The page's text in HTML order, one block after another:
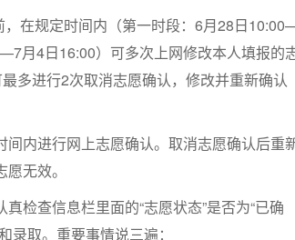
在规定时间内（第一时段：6月28日
月4日16:00）可多次上网修改本人填报的
多进行2次取消志愿确认，修改并重新确认
内进行网上志愿确认。取消志愿确认后重
无效。
检查信息栏里面的“志愿状态”是否为“已确
录取。重要事情说三遍：